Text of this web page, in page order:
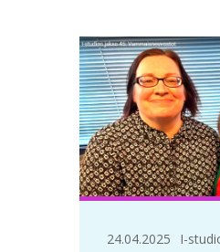
24.04.2025 I-